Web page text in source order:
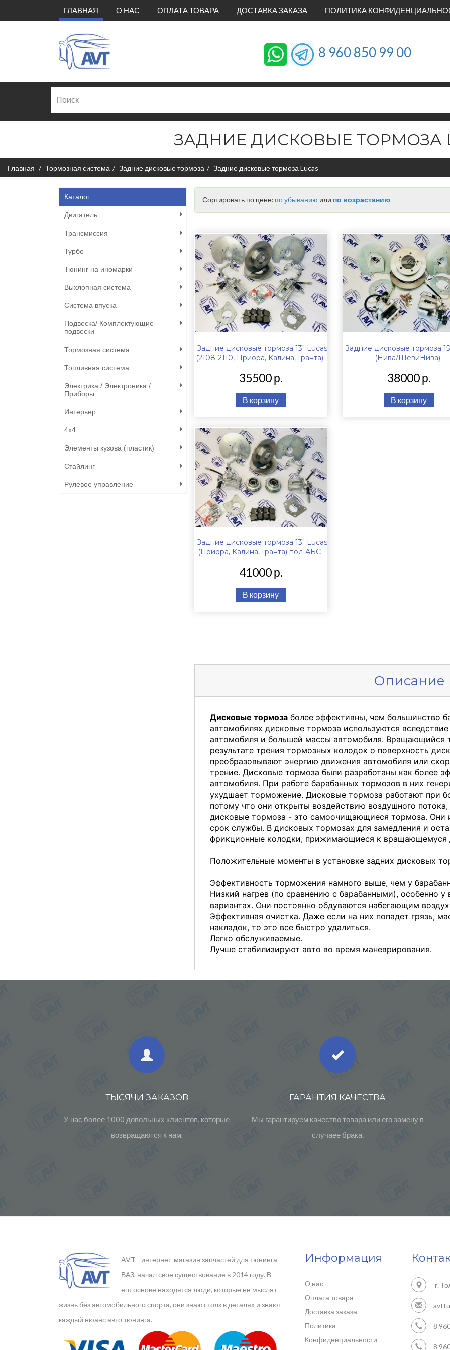
ГЛАВНАЯ (CURRENT)
О НАС ОПЛАТА ТОВАРА ДОСТАВКА ЗАКАЗА ПОЛИТИКА
8 960 850 99 00
ЗАДНИЕ ДИСКОВЫЕ ТОРМОЗА
Главная Тормозная система Задние дисковые тормоза Задние дисковые тормоза Lucas
Каталог
Двигатель
Трансмиссия
Турбо
Тюнинг на иномарки
Выхлопная система
Система впуска
Подвеска/ Комплектующие
подвески
Тормозная система
Топливная система
Электрика / Электроника /
Приборы
Интерьер
4х4
Элементы кузова (пластик)
Стайлинг
Рулевое управление
Сортировать по цене: по убыванию или по возрастанию
Задние дисковые тормоза 13" Lucas
(2108-2110, Приора, Калина, Гранта)
35500 р.
В корзину
Задние дисковые тормоза
(Нива/ШевиНива)
38000 р.
В корзину
Задние дисковые тормоза 13" Lucas
(Приора, Калина, Гранта) под АБС
41000 р.
В корзину
Описание
Дисковые тормоза более эффективны, чем большинство
автомобилях дисковые тормоза используются
автомобиля и большей массы автомобиля. Вращающийся
результате трения тормозных колодок о поверхность
преобразовывают энергию движения автомобиля или
трение. Дисковые тормоза были разработаны как более
автомобиля. При работе барабанных тормозов в них
ухудшает торможение. Дисковые тормоза работают при
потому что они открыты воздействию воздушного
дисковые тормоза - это самоочищающиеся тормоза.
срок службы. В дисковых тормозах для замедления и
фрикционные колодки, прижимающиеся к вращающемуся
Положительные моменты в установке задних дисковых
Эффективность торможения намного выше, чем у
Низкий нагрев (по сравнению с барабанными), особенно
вариантах. Они постоянно обдуваются набегающим
Эффективная очистка. Даже если на них попадет грязь,
накладок, то это все быстро удалиться.
Легко обслуживаемые.
Лучше стабилизируют авто во время маневрирования.
ТЫСЯЧИ ЗАКАЗОВ
У нас более 1000 довольных клиентов, которые
возвращаются к нам.
ГАРАНТИЯ КАЧЕСТВА
Мы гарантируем качество товара или его замену в
случаее брака.
AVT - интернет-магазин запчастей для тюнинга
ВАЗ, начал свое существование в 2014 году. В
его основе находятся люди, которые не мыслят
жизнь без автомобильного спорта, они знают толк в деталях и знают
каждый нюанс авто тюнинга.
Информация
О нас
Оплата товара
Доставка заказа
Политика
Конфиденциальности
г.
8
8